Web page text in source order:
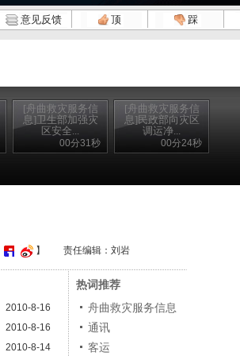
意见反馈 顶 踩
[舟曲救灾服务信
息]卫生部加强灾
区安全...
00分31秒
[舟曲救灾服务信
息]民政部向灾区
调运净...
00分24秒
】 责任编辑：刘岩
2010-8-16
2010-8-16
2010-8-14
热词推荐
舟曲救灾服务信息
通讯
客运